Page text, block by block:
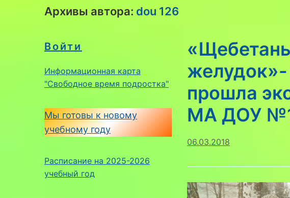
Архивы автора: dou 126
Войти
Информационная карта
"Свободное время подростка"
Мы готовы к новому
учебному году
Расписание на 2025-2026
учебный год
прошла
МА ДОУ
06.03.2018